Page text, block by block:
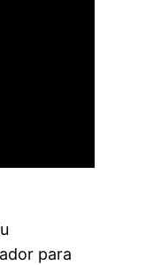
para